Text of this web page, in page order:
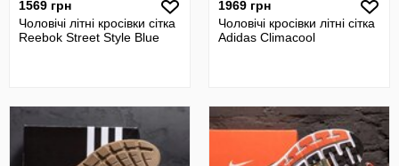
1569 грн
Чоловічі літні кросівки сітка
Reebok Street Style Blue
1969 грн
Чоловічі кросівки літні сітка
Adidas Climacool